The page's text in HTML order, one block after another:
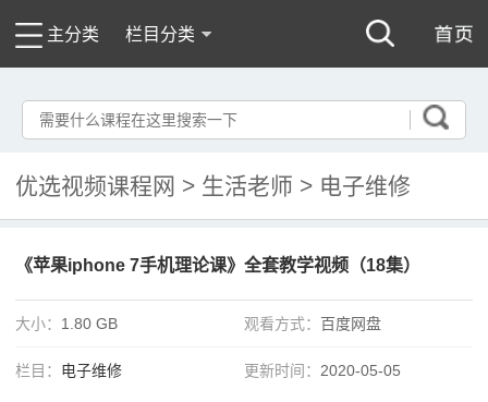
主分类 栏目分类
优选视频课程网 > 生活老师 > 电子维修
《苹果iphone 7手机理论课》全套教学视频（18集）
大小： 1.80 GB 观看方式： 百度网盘
栏目： 电子维修 更新时间： 2020-05-05